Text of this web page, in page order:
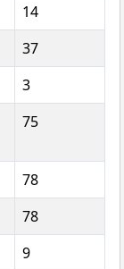
14
37
3
75
78
78
9